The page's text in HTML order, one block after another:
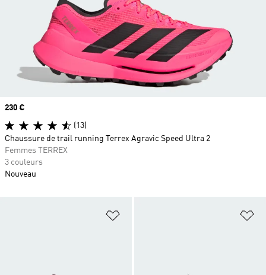
Ajouter à la Liste de produits
Prix
230 €
(13)
Chaussure de trail running Terrex Agravic Speed Ultra 2
Femmes TERREX
3 couleurs
Nouveau